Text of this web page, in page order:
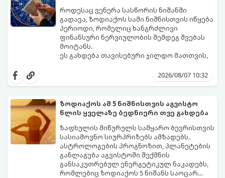
როდესაც ვენერა სასწორის ნიშანში
გადავა, ზოდიაქოს სამი ნიშნისთვის იწყება
პერიოდი, რომელიც ხანგრძლივი
ფინანსური ნერვიულობის შემდეგ შვებას
მოიტანს.
ეს გახდება თავისებური ჯილდო მათთვის,
იჩენდა და სირთულეების მიუხედავად წინ
სურვილების გადადებასა და ხარჯების
მკაცრ კონტროლს. თუმცა, ახლა სიტუაცია
თანდათან შეიცვლება.
პრობლემები, რომლებიც უსასრულო
გეგონათ, უკან დაიხევს, ამასთან ერთად კი
გაჩნდება მეტი ნდობა მომავლის მიმართ.
რთული პერიოდის შემდეგ ეს ნიშნები
შეძლებენ ამოისუნთქონ და დაინახონ
ახალი შესაძლებლობები.
2026/08/07 10:32
ზოდიაქოს ამ 5 ნიშნისთვის აგვისტო
წლის ყველაზე ბედნიერი თვე გახდება
ზაფხულის მიწურულს სამყარო ბევრისთვის
სასიამოვნო სიურპრიზებს ამზადებს.
ასტროლოგების პროგნოზით, პლანეტების
განლაგება აგვისტოში შექმნის
განსაკუთრებულ ენერგეტიკულ ნაკადებს,
რომლებიც ზოდიაქოს 5 ნიშანს საოცარ